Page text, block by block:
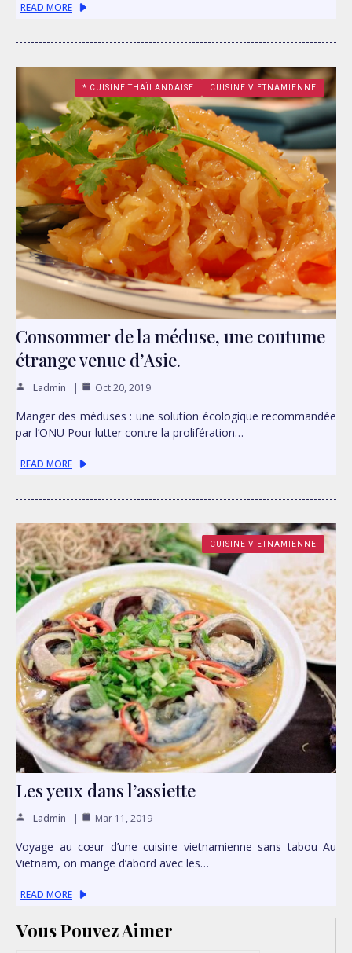
READ MORE
* CUISINE THAÏLANDAISE CUISINE VIETNAMIENNE
Consommer de la méduse, une coutume
étrange venue d’Asie.
Ladmin Oct 20, 2019
Manger des méduses : une solution écologique recommandée
par l’ONU Pour lutter contre la prolifération…
READ MORE
CUISINE VIETNAMIENNE
Les yeux dans l’assiette
Ladmin Mar 11, 2019
Voyage au cœur d’une cuisine vietnamienne sans tabou Au
Vietnam, on mange d’abord avec les…
READ MORE
Vous Pouvez Aimer